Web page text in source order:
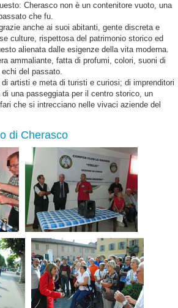
Cherasco non è un contenitore vuoto, una
che fu.
anche ai suoi abitanti, gente discreta e
culture, rispettosa del patrimonio storico ed
alienata dalle esigenze della vita moderna.
ammaliante, fatta di profumi, colori, suoni di
del passato.
artisti e meta di turisti e curiosi; di imprenditori
una passeggiata per il centro storico, un
che si intrecciano nelle vivaci aziende del
di Cherasco